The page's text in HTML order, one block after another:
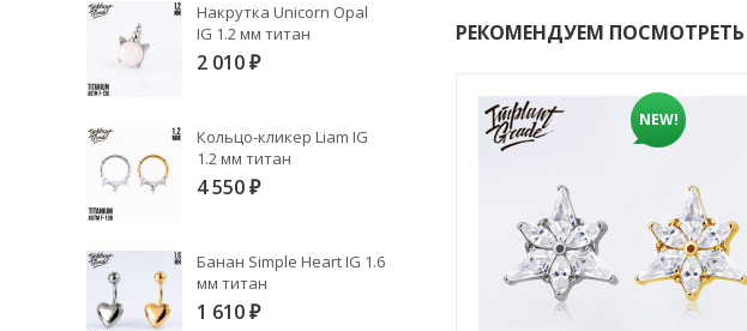
РЕКОМЕНДУЕМ ПОСМОТРЕТЬ
NEW!
Накрутка Unicorn Opal
IG 1.2 мм титан
2 010 ₽
Кольцо-кликер Liam IG
1.2 мм титан
4 550 ₽
Банан Simple Heart IG 1.6
мм титан
1 610 ₽